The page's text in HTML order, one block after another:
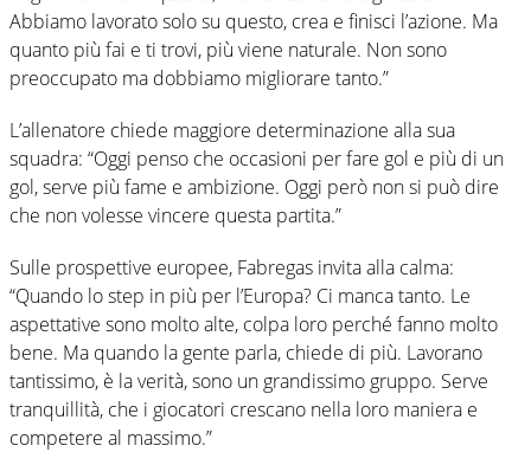
Abbiamo lavorato solo su questo, crea e finisci l’azione. Ma
quanto più fai e ti trovi, più viene naturale. Non sono
preoccupato ma dobbiamo migliorare tanto.”
L’allenatore chiede maggiore determinazione alla sua
squadra: “Oggi penso che occasioni per fare gol e più di un
gol, serve più fame e ambizione. Oggi però non si può dire
che non volesse vincere questa partita.”
Sulle prospettive europee, Fabregas invita alla calma:
“Quando lo step in più per l’Europa? Ci manca tanto. Le
aspettative sono molto alte, colpa loro perché fanno molto
bene. Ma quando la gente parla, chiede di più. Lavorano
tantissimo, è la verità, sono un grandissimo gruppo. Serve
tranquillità, che i giocatori crescano nella loro maniera e
competere al massimo.”